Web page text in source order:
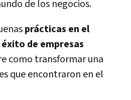
de los negocios.
prácticas en el
de empresas
como transformar una
que encontraron en el